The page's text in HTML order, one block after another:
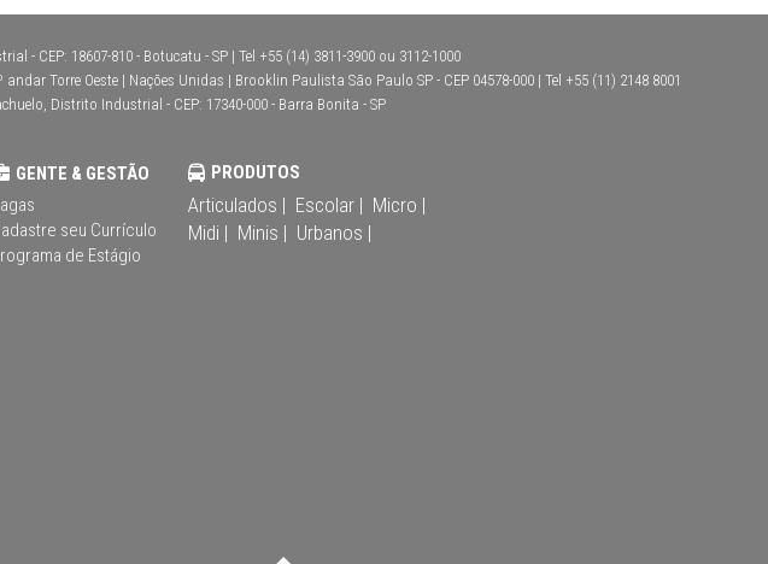
- CEP: 18607-810 - Botucatu - SP | Tel +55 (14) 3811-3900 ou 3112-1000
Torre Oeste | Nações Unidas | Brooklin Paulista São Paulo SP - CEP 04578-000 | Tel +55 (11) 2148 8001
Distrito Industrial - CEP: 17340-000 - Barra Bonita - SP
GENTE & GESTÃO
seu Currículo
de Estágio
PRODUTOS
Articulados | Escolar | Micro |
Midi | Minis | Urbanos |